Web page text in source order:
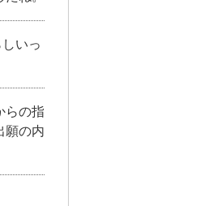
いっ
らの指
願の内